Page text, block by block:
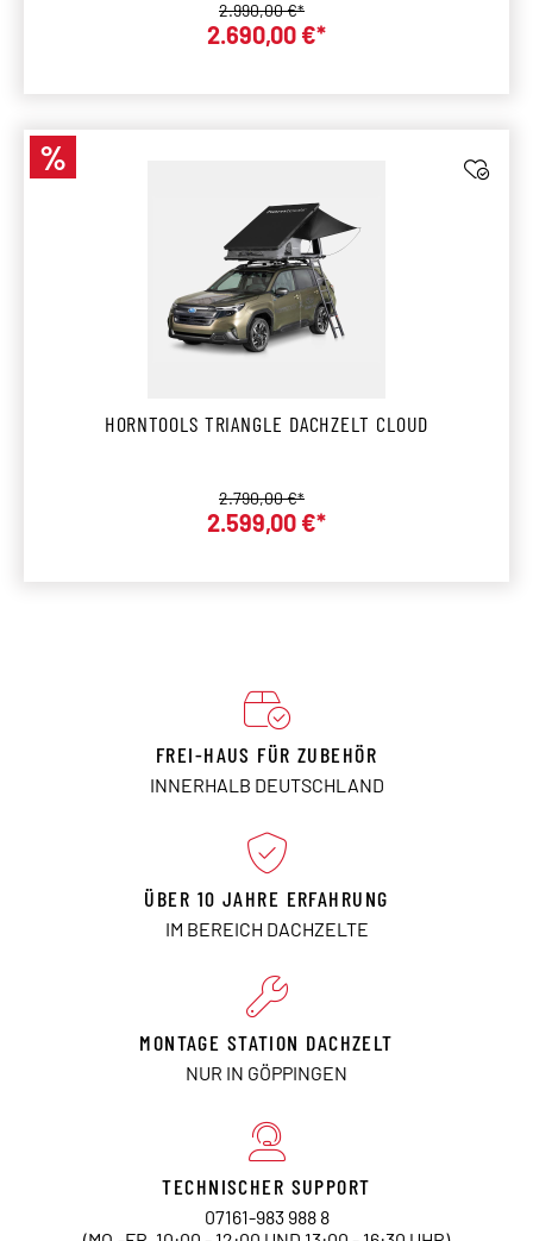
Verkaufspreis:
2.690,00 €*
Regulärer Preis:
2.990,00 €*
Rabatt
%
HORNTOOLS TRIANGLE DACHZELT CLOUD
Verkaufspreis:
2.599,00 €*
Regulärer Preis:
2.790,00 €*
FREI-HAUS FÜR ZUBEHÖR
INNERHALB DEUTSCHLAND
ÜBER 10 JAHRE ERFAHRUNG
IM BEREICH DACHZELTE
MONTAGE STATION DACHZELT
NUR IN GÖPPINGEN
TECHNISCHER SUPPORT
07161-983 988 8